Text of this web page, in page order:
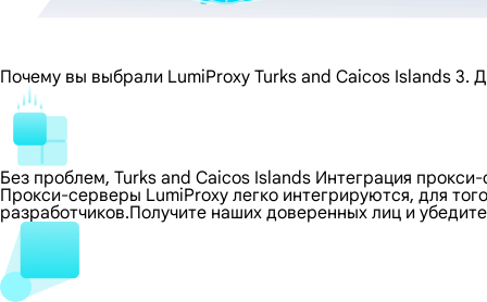
Почему вы выбрали LumiProxy Turks and Caicos Islands 3.
Без проблем, Turks and Caicos Islands Интеграция
Прокси-серверы LumiProxy легко интегрируются, для
разработчиков.Получите наших доверенных лиц и